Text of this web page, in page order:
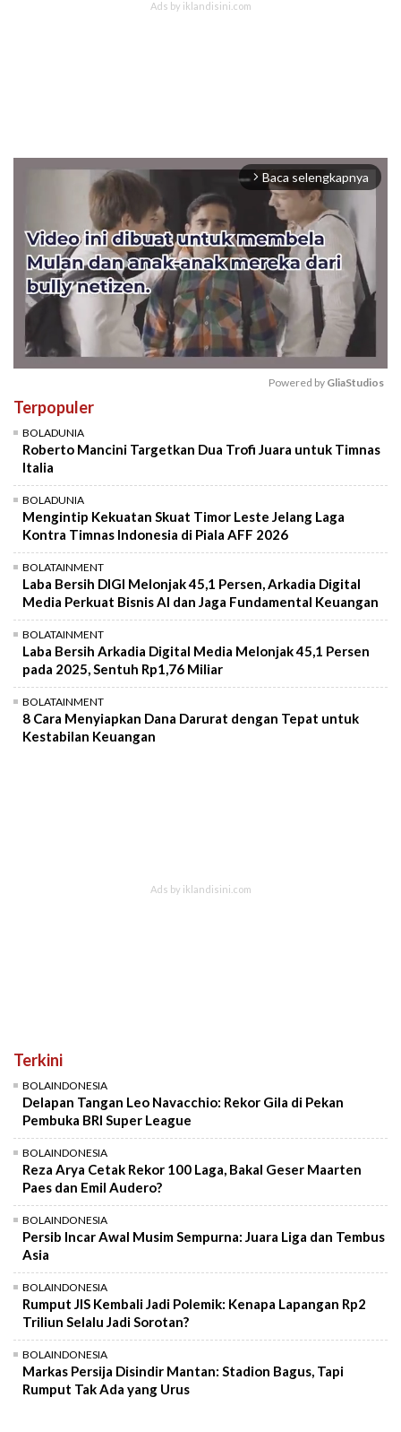
arrow_forward_ios Baca selengkapnya
Powered by GliaStudios
Terpopuler
BOLADUNIA
Roberto Mancini Targetkan Dua Trofi Juara untuk Timnas
Italia
BOLADUNIA
Mengintip Kekuatan Skuat Timor Leste Jelang Laga
Kontra Timnas Indonesia di Piala AFF 2026
BOLATAINMENT
Laba Bersih DIGI Melonjak 45,1 Persen, Arkadia Digital
Media Perkuat Bisnis AI dan Jaga Fundamental Keuangan
BOLATAINMENT
Laba Bersih Arkadia Digital Media Melonjak 45,1 Persen
pada 2025, Sentuh Rp1,76 Miliar
BOLATAINMENT
8 Cara Menyiapkan Dana Darurat dengan Tepat untuk
Kestabilan Keuangan
Terkini
BOLAINDONESIA
Delapan Tangan Leo Navacchio: Rekor Gila di Pekan
Pembuka BRI Super League
BOLAINDONESIA
Reza Arya Cetak Rekor 100 Laga, Bakal Geser Maarten
Paes dan Emil Audero?
BOLAINDONESIA
Persib Incar Awal Musim Sempurna: Juara Liga dan Tembus
Asia
BOLAINDONESIA
Rumput JIS Kembali Jadi Polemik: Kenapa Lapangan Rp2
Triliun Selalu Jadi Sorotan?
BOLAINDONESIA
Markas Persija Disindir Mantan: Stadion Bagus, Tapi
Rumput Tak Ada yang Urus